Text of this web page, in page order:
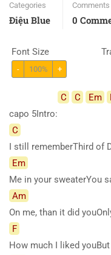
Categories
Điệu Blue
Comments
0
Font Size
- 100% +
capo 5Intro:
C C Em
C
I still rememberThird of
Em
Me in your sweaterYou
Am
On me, than it did
F
How much I liked youBut